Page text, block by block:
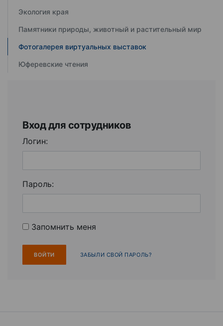
Экология края
Памятники природы, животный и растительный мир
Фотогалерея виртуальных выставок
Юферевские чтения
Вход для сотрудников
Логин:
Пароль:
Запомнить меня
ЗАБЫЛИ СВОЙ ПАРОЛЬ?